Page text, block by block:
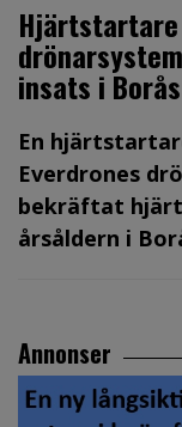
Hjärtstartare
insats i Borås
En
Everdrones
bekräftat
årsåldern i
Annonser